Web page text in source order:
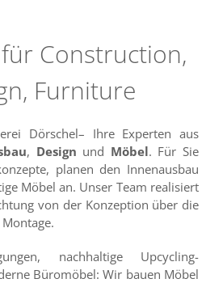
Construction,
Furniture
Dörschel– Ihre Experten aus
, Design und Möbel. Für Sie
planen den Innenausbau
Möbel an. Unser Team realisiert
von der Konzeption über die
nachhaltige Upcycling-
Büromöbel: Wir bauen Möbel